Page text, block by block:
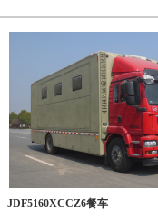
JDF5160XCCZ6餐车